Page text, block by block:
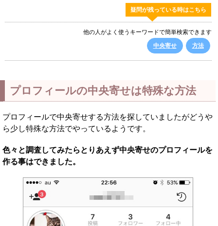
疑問が残っている時はこちら
他の人がよく使うキーワードで簡単検索できます
中央寄せ
方法
プロフィールの中央寄せは特殊な方法
プロフィールで中央寄せする方法を探していましたがどうや
ら少し特殊な方法でやっているようです。
色々と調査してみたらとりあえず中央寄せのプロフィールを
作る事はできました。